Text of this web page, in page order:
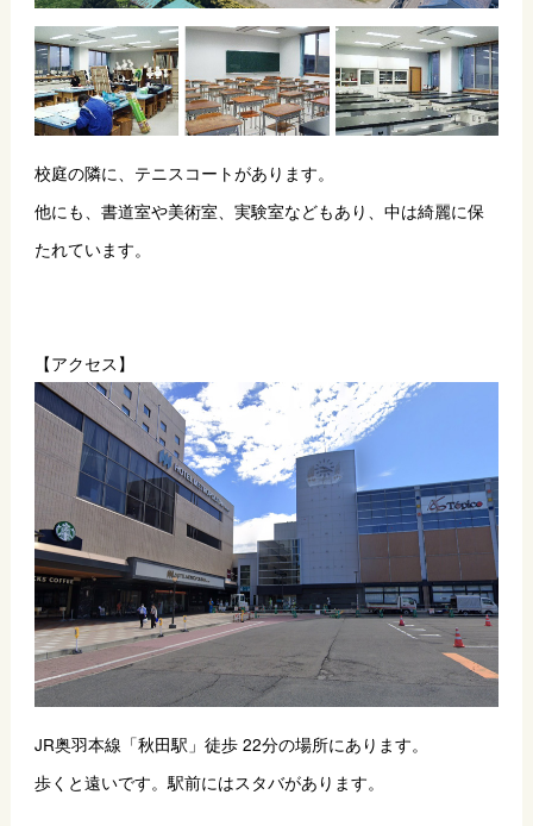
校庭の隣に、テニスコートがあります。
他にも、書道室や美術室、実験室などもあり、中は綺麗に保
たれています。
【アクセス】
JR奥羽本線「秋田駅」徒歩 22分の場所にあります。
歩くと遠いです。駅前にはスタバがあります。